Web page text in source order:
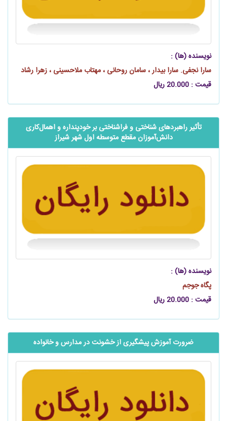
نویسنده (ها) :
سارا نجفی. سارا بیدار ، سامان روحانی ، مهتاب ملاحسینی ، زهرا رشاد
قیمت : 20.000 ریال
تأثیر راهبردهای شناختی و فراشناختی بر خودپنداره و اهمال‌کاری
دانش‌آموزان مقطع متوسطه اول شهر شیراز
نویسنده (ها) :
پگاه جوجم
قیمت : 20.000 ریال
ضرورت آموزش پیشگیری از خشونت در مدارس و خانواده